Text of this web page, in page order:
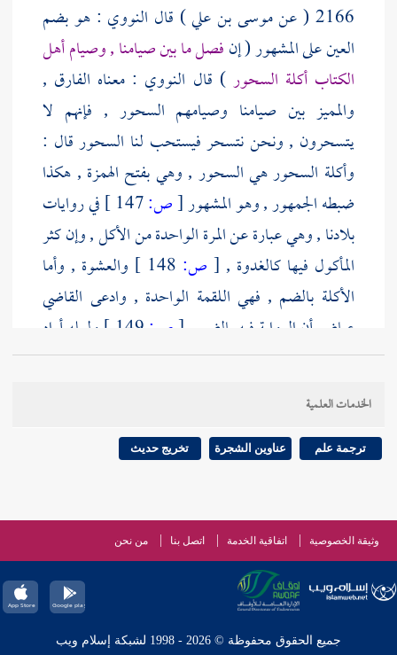
2166 ( عن موسى بن علي) قال النووي : هو بضم
العين على المشهور ( إنفصل ما بين صيامنا , وصيام أهل
الكتاب أكلة السحور) قال النووي : معناه الفارق ,
والمميز بين صيامنا وصيامهم السحور , فإنهم لا
يتسحرون , ونحن نتسحر فيستحب لنا السحور قال :
وأكلة السحور هي السحور , وهي بفتح الهمزة , هكذا
ضبطه الجمهور , وهو المشهور[ص:
في روايات
بلادنا , وهي عبارة عن المرة الواحدة من الأكل , وإن كثر
المأكول فيها كالغدوة , [ ص:
والعشوة , وأما
الأكلة بالضم , فهي اللقمة الواحدة , وادعى القاضي
عياض أن الرواية فيه بالضم , [ص:
ولعله أراد
رواية أهل بلادهم قالعياض: والصواب الفتح ؛ لأنه
المقصود هنا .
[ص:150 ]
[ص:151 ]
[ص:152 ]
الخدمات العلمية
ترجمة علم عناوين الشجرة تخريج حديث
وثيقة الخصوصية اتفاقية الخدمة اتصل بنا من نحن
جميع الحقوق محفوظة © 2026 - 1998 لشبكة إسلام ويب